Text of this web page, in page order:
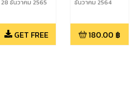
28 ธันวาคม 2565
GET FREE
ธันวาคม 2564
180.00 ฿